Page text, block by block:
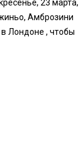
23 марта,
Амброзини
Лондоне , чтобы